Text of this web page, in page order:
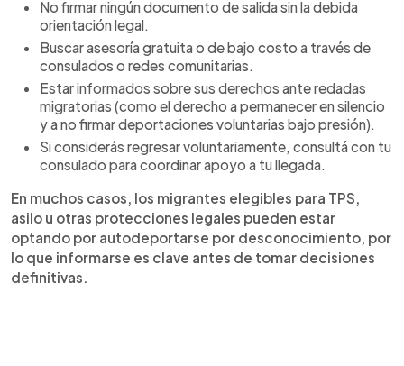
No firmar ningún documento de salida sin la debida
orientación legal.
Buscar asesoría gratuita o de bajo costo a través de
consulados o redes comunitarias.
Estar informados sobre sus derechos ante redadas
migratorias (como el derecho a permanecer en silencio
y a no firmar deportaciones voluntarias bajo presión).
Si considerás regresar voluntariamente, consultá con tu
consulado para coordinar apoyo a tu llegada.
En muchos casos, los migrantes elegibles para TPS,
asilo u otras protecciones legales pueden estar
optando por autodeportarse por desconocimiento, por
lo que informarse es clave antes de tomar decisiones
definitivas.